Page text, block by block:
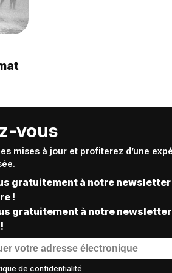
vous
mises à jour et profiterez d’une
gratuitement à notre newsletter
!
gratuitement à notre newsletter
de confidentialité